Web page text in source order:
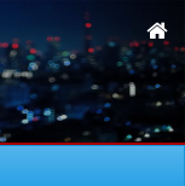
به
محتوای
اصلی